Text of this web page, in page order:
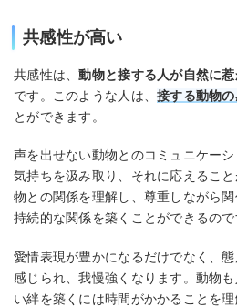
共感性が高い
共感性は、動物と接する人が自然に
です。このような人は、接する動物
とができます。
声を出せない動物とのコミュニケー
気持ちを汲み取り、それに応えるこ
物との関係を理解し、尊重しながら
持続的な関係を築くことができるので
愛情表現が豊かになるだけでなく、
感じられ、我慢強くなります。動物
い絆を築くには時間がかかることを理